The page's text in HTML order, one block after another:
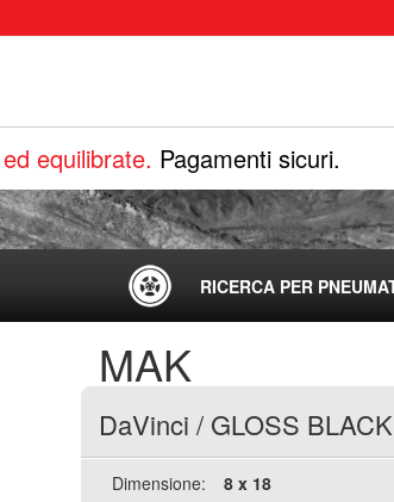
equilibrate. Pagamenti sicuri.
RICERCA PER
MAK
DaVinci / GLOSS BLACK
Dimensione:
8 x 18